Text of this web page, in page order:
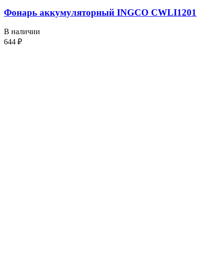
Фонарь аккумуляторный INGCO CWLI1201
В наличии
644 ₽